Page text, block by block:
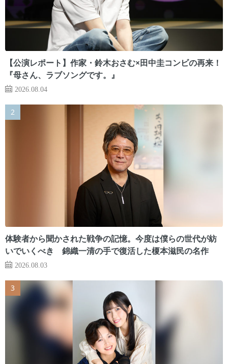
【公演レポート】作家・鈴木おさむ×田中圭コンビの再来！
『母さん、ラブソングです。』
2026.08.04
体験者から聞かされた戦争の記憶。今度は僕らの世代が紡
いでいくべき 錦織一清の手で復活した榎本滋民の名作
2026.08.03